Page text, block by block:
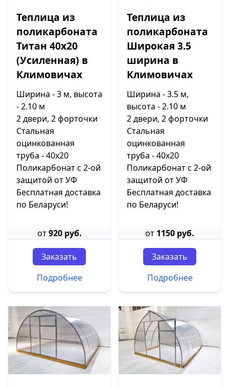
Теплица из
поликарбоната
Титан 40х20
(Усиленная) в
Климовичах
Ширина - 3 м, высота
- 2.10 м
2 двери, 2 форточки
Стальная
оцинкованная
труба - 40х20
Поликарбонат с 2-ой
защитой от УФ
Бесплатная доставка
по Беларуси!
от920 руб.
Заказать
Подробнее
Теплица из
поликарбоната
Широкая 3.5
ширина в
Климовичах
Ширина - 3.5 м,
высота - 2.10 м
2 двери, 2 форточки
Стальная
оцинкованная
труба - 40х20
Поликарбонат с 2-ой
защитой от УФ
Бесплатная доставка
по Беларуси!
от 1150 руб.
Заказать
Подробнее